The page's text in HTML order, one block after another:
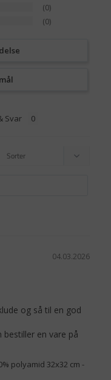
0
0
Svar
04.03.2026
og så til en god
en vare på
polyamid 32x32 cm -